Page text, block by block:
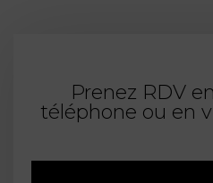
Prenez RDV
téléphone ou en